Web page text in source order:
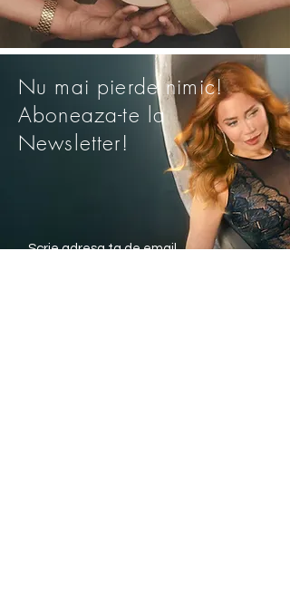
reglabile
• Material moale, cu efect de
Nu mai pierde nimic!
Aboneaza-te la
Newsletter!